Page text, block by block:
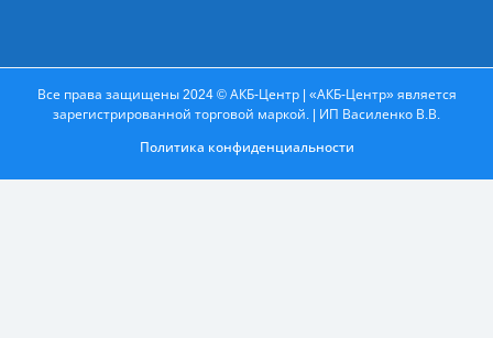
Все права защищены 2024 © АКБ-Центр | «АКБ-Центр» является
зарегистрированной торговой маркой. | ИП Василенко В.В.
Политика конфиденциальности